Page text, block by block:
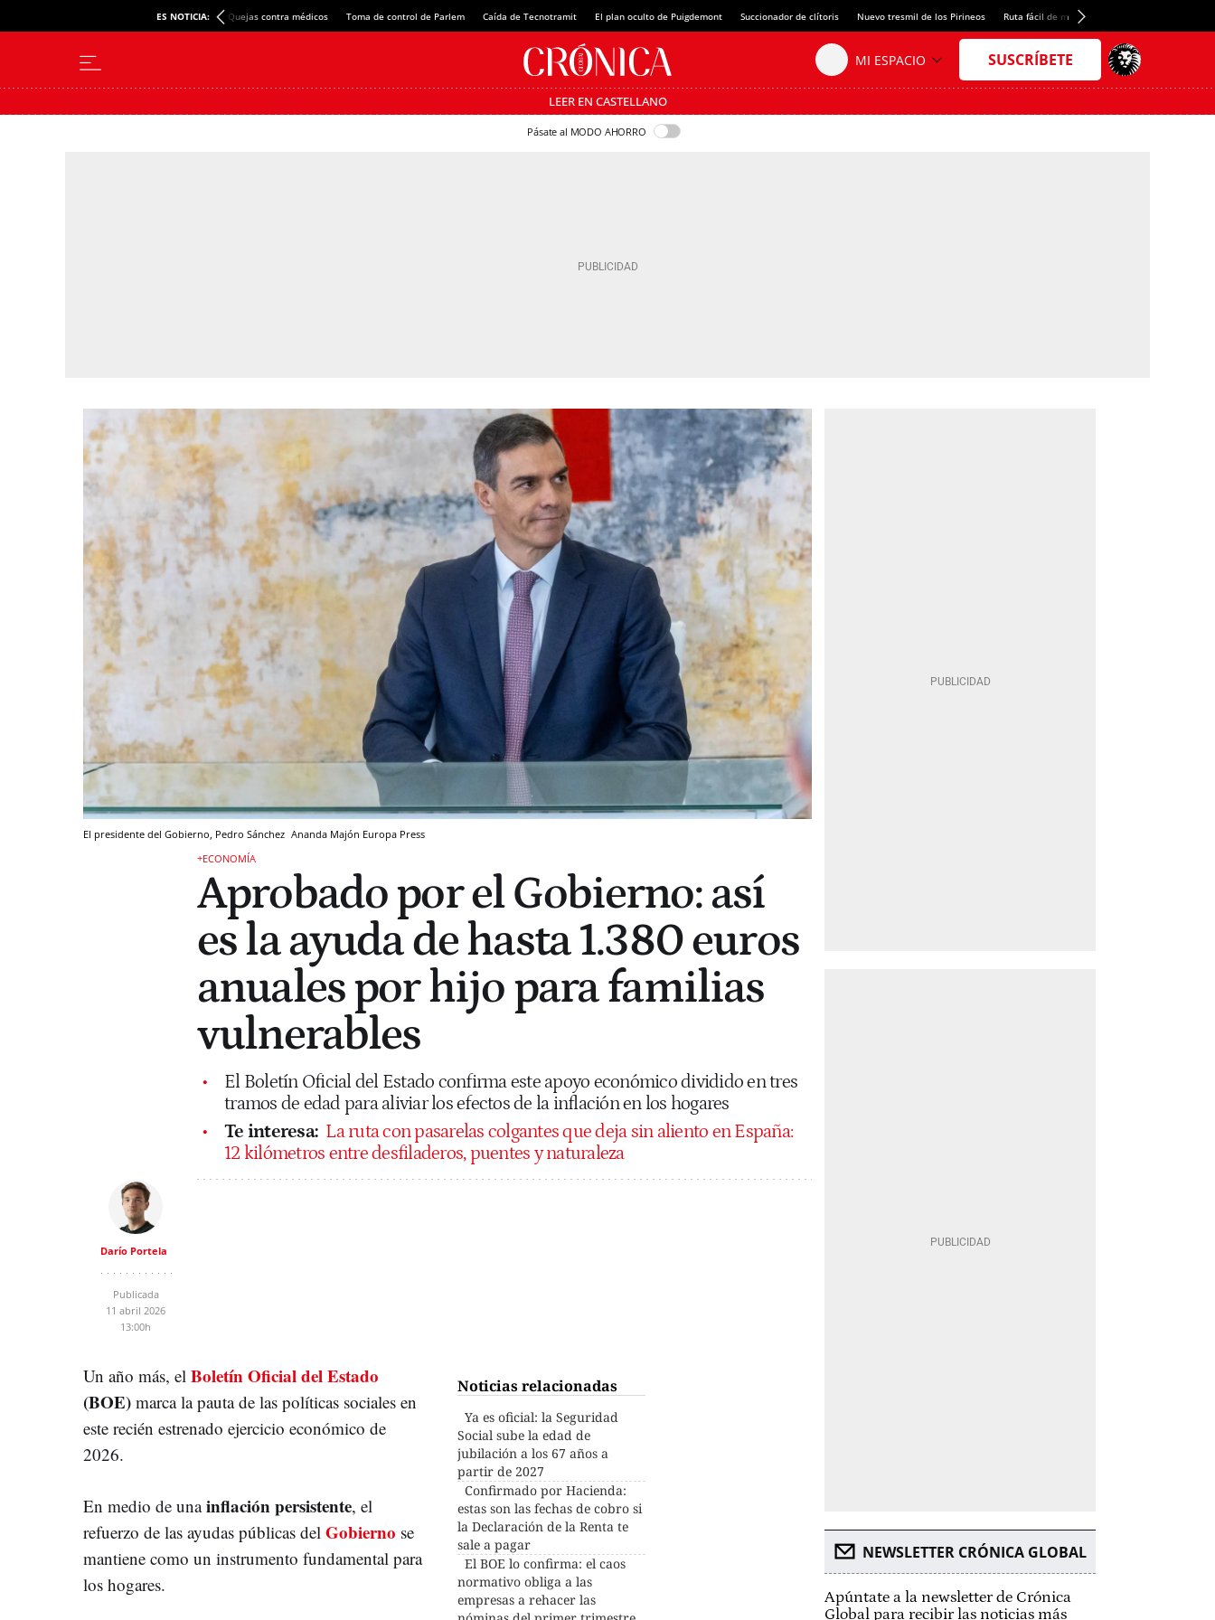
ES NOTICIA: Quejas contra médicos Toma de control de Parlem Caída de Tecnotramit El plan oculto de Puigdemont Succionador de clítoris Nuevo tresmil de los Pirineos Ruta fácil de montaña
LEER EN CASTELLANO
Pásate al MODO AHORRO
El presidente del Gobierno, Pedro Sánchez Ananda Majón Europa Press
+ECONOMÍA
Aprobado por el Gobierno: así
es la ayuda de hasta 1.380 euros
anuales por hijo para familias
vulnerables
El Boletín Oficial del Estado confirma este apoyo económico dividido en tres
tramos de edad para aliviar los efectos de la inflación en los hogares
Te interesa: La ruta con pasarelas colgantes que deja sin aliento en España:
12 kilómetros entre desfiladeros, puentes y naturaleza
Darío Portela
Publicada
11 abril 2026
13:00h
Noticias relacionadas
Ya es oficial: la Seguridad
Social sube la edad de
jubilación a los 67 años a
partir de 2027
Confirmado por Hacienda:
estas son las fechas de cobro si
la Declaración de la Renta te
sale a pagar
El BOE lo confirma: el caos
normativo obliga a las
empresas a rehacer las
Un año más, el Boletín Oficial del Estado
(BOE) marca la pauta de las políticas sociales en
este recién estrenado ejercicio económico de
2026.
En medio de unainflación persistente, el
refuerzo de las ayudas públicas del Gobierno se
mantiene como un instrumento fundamental para
los hogares.
NEWSLETTER CRÓNICA GLOBAL
Apúntate a la newsletter de Crónica
Global para recibir las noticias más